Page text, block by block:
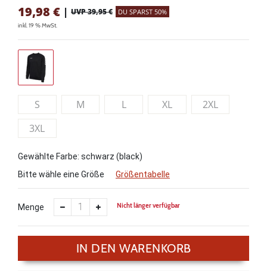
19,98 € | UVP 39,95 € DU SPARST 50%
inkl. 19 % MwSt.
S M L XL
2XL
3XL
Gewählte Farbe: schwarz (black)
Bitte wähle eine Größe
Größentabelle
Menge Nicht länger verfügbar
IN DEN WARENKORB